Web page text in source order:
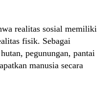
realitas sosial memiliki
fisik. Sebagai
pegunungan, pantai
manusia secara